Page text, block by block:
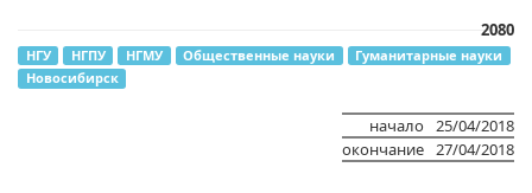
2080
НГУ НГПУ НГМУ Общественные науки
Гуманитарные науки
Новосибирск
начало
25/04/2018
окончание
27/04/2018